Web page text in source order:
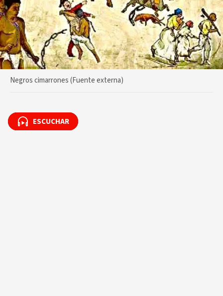
Negros cimarrones (Fuente externa)
ESCUCHAR
ESCUCHAR